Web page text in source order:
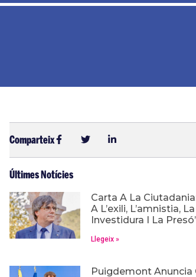
Comparteix
Últimes Notícies
Carta A La
A L’exili, L’amnistia, La
Investidura I La
Llegeix »
Puigdemont Anuncia